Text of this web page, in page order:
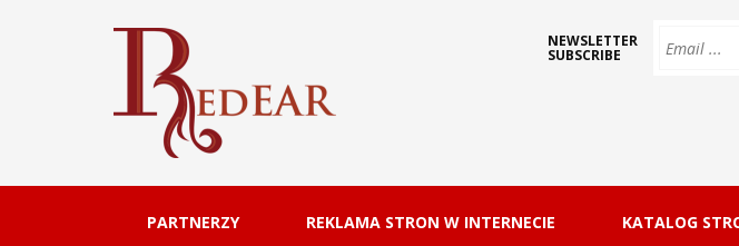
NEWSLETTER
SUBSCRIBE
PARTNERZY REKLAMA STRON W INTERNECIE KATALOG